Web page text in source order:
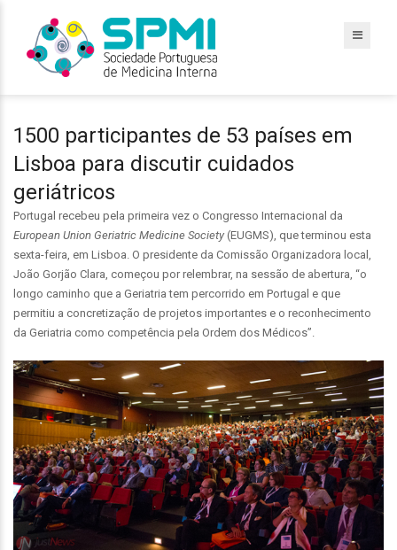
1500 participantes de 53 países em
Lisboa para discutir cuidados
geriátricos
Portugal recebeu pela primeira vez o Congresso Internacional da
European Union Geriatric Medicine Society (EUGMS), que terminou esta
sexta-feira, em Lisboa. O presidente da Comissão Organizadora local,
João Gorjão Clara, começou por relembrar, na sessão de abertura, “o
longo caminho que a Geriatria tem percorrido em Portugal e que
permitiu a concretização de projetos importantes e o reconhecimento
da Geriatria como competência pela Ordem dos Médicos”.